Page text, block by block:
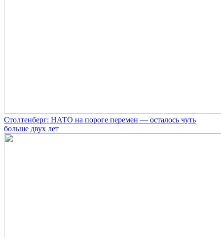
Столтенберг: НАТО на пороге перемен — осталось чуть
больше двух лет